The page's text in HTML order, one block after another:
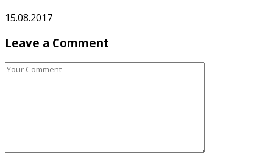
15.08.2017
Leave a Comment